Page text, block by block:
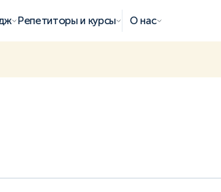
Репетиторы и курсы О нас